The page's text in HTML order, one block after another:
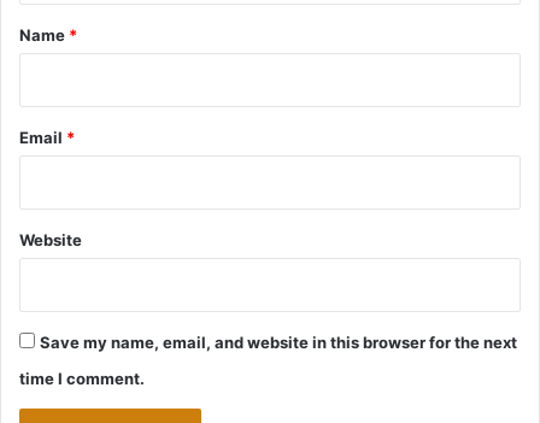
*
Name *
Email *
Website
Save my name, email, and website in this browser for the next
time I comment.